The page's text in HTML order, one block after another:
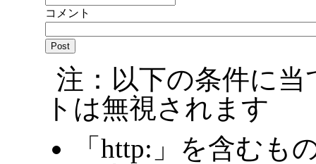
コメント
注：以下の条件に
トは無視されます
「http:」を含むも